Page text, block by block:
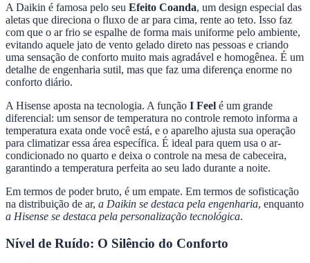
A Daikin é famosa pelo seu Efeito Coanda, um design especial das
aletas que direciona o fluxo de ar para cima, rente ao teto. Isso faz
com que o ar frio se espalhe de forma mais uniforme pelo ambiente,
evitando aquele jato de vento gelado direto nas pessoas e criando
uma sensação de conforto muito mais agradável e homogênea. É um
detalhe de engenharia sutil, mas que faz uma diferença enorme no
conforto diário.
A Hisense aposta na tecnologia. A função I Feel é um grande
diferencial: um sensor de temperatura no controle remoto informa a
temperatura exata onde você está, e o aparelho ajusta sua operação
para climatizar essa área específica. É ideal para quem usa o ar-
condicionado no quarto e deixa o controle na mesa de cabeceira,
garantindo a temperatura perfeita ao seu lado durante a noite.
Em termos de poder bruto, é um empate. Em termos de sofisticação
na distribuição de ar, a Daikin se destaca pela engenharia, enquanto
a Hisense se destaca pela personalização tecnológica.
Nível de Ruído: O Silêncio do Conforto